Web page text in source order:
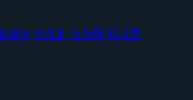
锦鸿 李兆基 伍咏薇 郭可盈